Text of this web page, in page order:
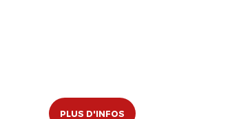
PLUS D'INFOS